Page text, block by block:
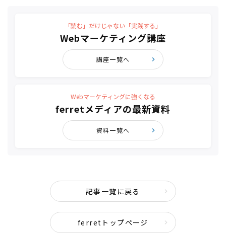
「読む」だけじゃない「実践する」
Webマーケティング講座
講座一覧へ
Webマーケティングに強くなる
ferretメディアの最新資料
資料一覧へ
記事一覧に戻る
ferretトップページ